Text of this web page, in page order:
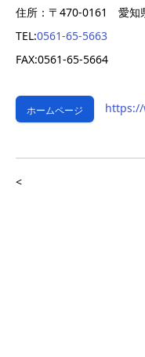
住所：〒470-0161 愛知
TEL:0561-65-5663
FAX:0561-65-5664
ホームページ https://
<